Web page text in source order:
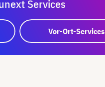
Services
Vor-Ort-Services